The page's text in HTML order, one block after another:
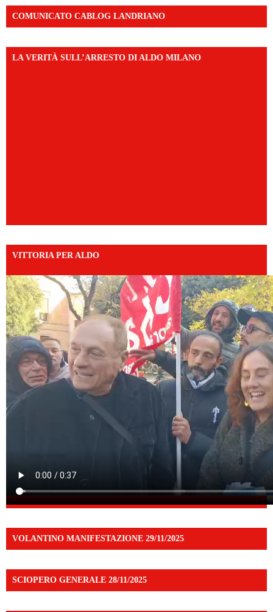
COMUNICATO CABLOG LANDRIANO
LA VERITÀ SULL’ARRESTO DI ALDO MILANO
VITTORIA PER ALDO
VOLANTINO MANIFESTAZIONE 29/11/2025
SCIOPERO GENERALE 28/11/2025